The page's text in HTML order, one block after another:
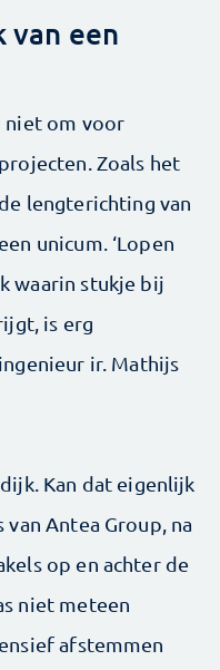
van een
niet om voor
Zoals het
lengterichting van
unicum. ‘Lopen
waarin stukje bij
is erg
ir. Mathijs
Kan dat eigenlijk
Antea Group, na
op en achter de
niet meteen
afstemmen